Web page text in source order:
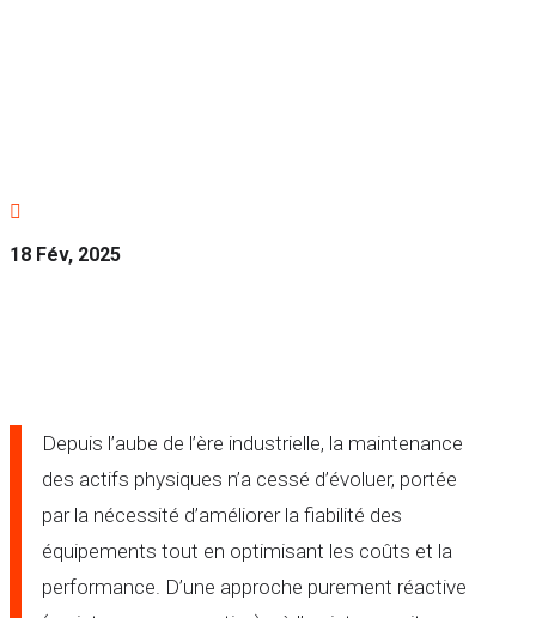

18 Fév, 2025
Depuis l’aube de l’ère industrielle, la maintenance
des actifs physiques n’a cessé d’évoluer, portée
par la nécessité d’améliorer la fiabilité des
équipements tout en optimisant les coûts et la
performance. D’une approche purement réactive